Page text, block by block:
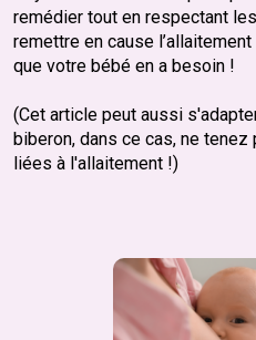
remédier tout en respectant
remettre en cause
que votre bébé en a besoin !
(Cet article peut aussi
biberon, dans ce cas, ne
liées à l'allaitement !)